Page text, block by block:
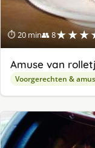
⏱ 20 min👥 8
Amuse van
Voorgerechten &